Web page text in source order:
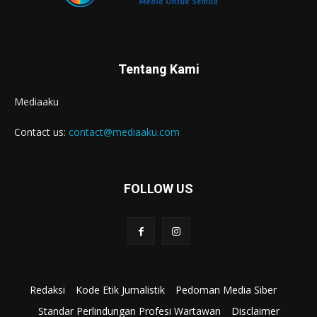
Tentang Kami
Mediaaku
Contact us: contact@mediaaku.com
FOLLOW US
Redaksi Kode Etik Jurnalistik
Pedoman Media Siber
Standar Perlindungan Profesi Wartawan
Disclaimer